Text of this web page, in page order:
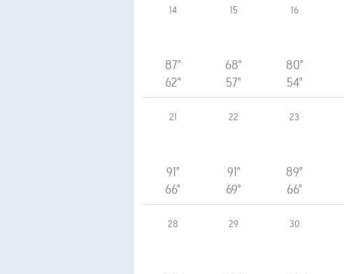
14
87°
62°
15
68°
57°
16
80°
54°
21
91°
66°
22
91°
69°
23
89°
66°
28 29 30